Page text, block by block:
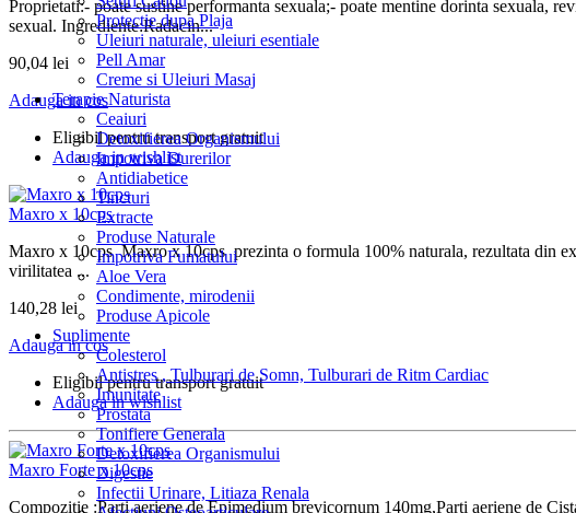
Protectie dupa Plaja
Uleiuri naturale, uleiuri esentiale
Pell Amar
Creme si Uleiuri Masaj
Terapie Naturista
Ceaiuri
Detoxifierea Organismului
Impotriva Durerilor
Antidiabetice
Tincturi
Extracte
Produse Naturale
Impotriva Fumatului
Aloe Vera
Condimente, mirodenii
Produse Apicole
Suplimente
Colesterol
Antistres , Tulburari de Somn, Tulburari de Ritm Cardiac
Imunitate
Prostata
Tonifiere Generala
Detoxifierea Organismului
Digestie
Infectii Urinare, Litiaza Renala
Proprietati:- poate sustine performanta sexuala;- poate mentine dorinta sexuala,
sexual. Ingrediente:Radacin...
90,04 lei
Adauga in cos
Eligibil pentru transport gratuit
Adauga in wishlist
Maxro x 10cps
Maxro x 10cps Maxro x 10cps prezinta o formula 100% naturala, rezultata din
virilitatea ...
140,28 lei
Adauga in cos
Eligibil pentru transport gratuit
Adauga in wishlist
Maxro Forte x 10cps
Compozitie :Parti aeriene de Epimedium brevicornum 140mg,Parti aeriene de